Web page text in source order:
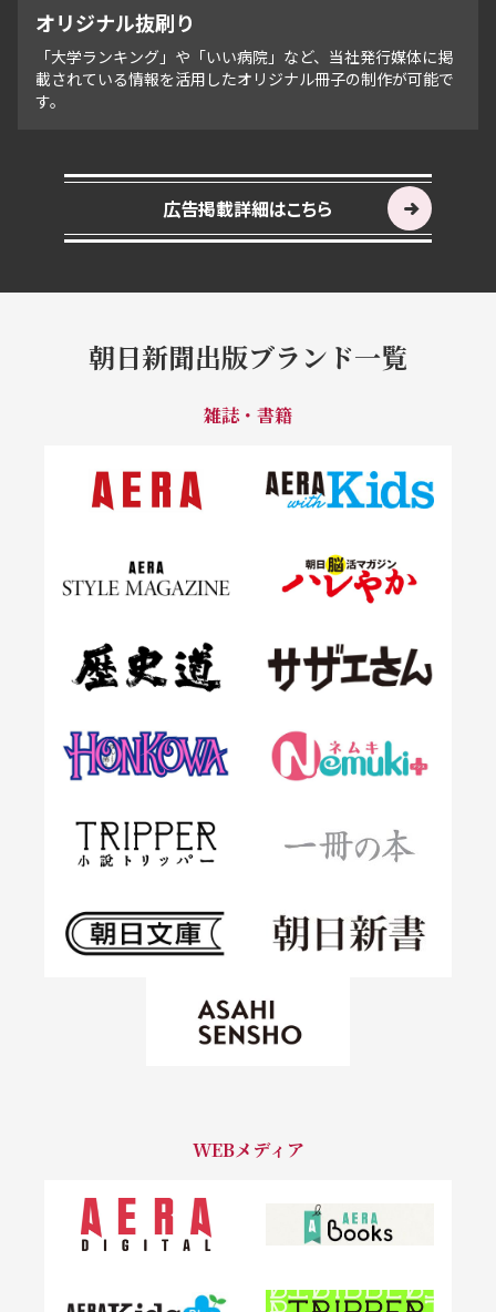
オリジナル抜刷り
「大学ランキング」や「いい病院」など、当社発行媒体に掲
載されている情報を活用したオリジナル冊子の制作が可能で
す。
広告掲載詳細はこちら
朝日新聞出版ブランド一覧
雑誌・書籍
WEBメディア